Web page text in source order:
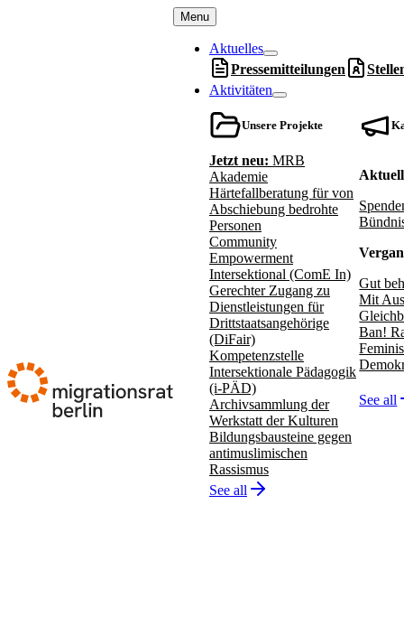
Menu
Aktuelles
Pressemitteilungen
Aktivitäten
Unsere Projekte
Jetzt neu: MRB
Akademie
Härtefallberatung für von
Abschiebung bedrohte
Personen
Community
Empowerment
Intersektional (ComE In)
Gerechter Zugang zu
Dienstleistungen für
Drittstaatsangehörige
(DiFair)
Kompetenzstelle
Intersektionale Pädagogik
(i-PÄD)
Archivsammlung der
Werkstatt der Kulturen
Bildungsbausteine gegen
antimuslimischen
Rassismus
See all
Gut
Mit
Ban!
See all